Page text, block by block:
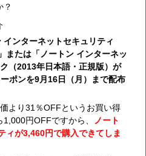
？
インターネットセキュリティ
または「ノートン インターネッ
（2013年日本語・正規版）が
ポンを9月16日（月）まで配布
より31％OFFというお買い得
円OFFですから、
ノート
ィが3,460円で購入できてしま